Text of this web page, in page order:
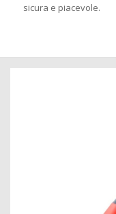
sicura e piacevole.